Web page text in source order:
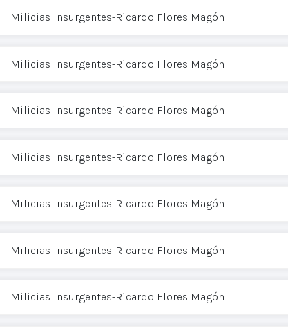
Milicias Insurgentes-Ricardo Flores Magón
Milicias Insurgentes-Ricardo Flores Magón
Milicias Insurgentes-Ricardo Flores Magón
Milicias Insurgentes-Ricardo Flores Magón
Milicias Insurgentes-Ricardo Flores Magón
Milicias Insurgentes-Ricardo Flores Magón
Milicias Insurgentes-Ricardo Flores Magón